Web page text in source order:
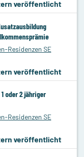
veröffentlicht
Residenzen SE
veröffentlicht
oder 2 jähriger
Residenzen SE
veröffentlicht